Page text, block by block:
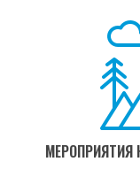
МЕРОПРИЯТИЯ